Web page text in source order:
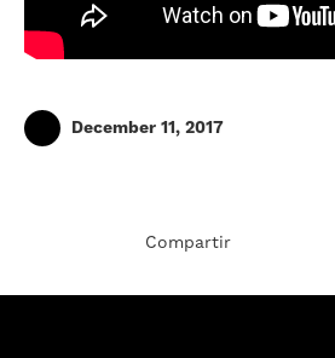
December 11, 2017
Compartir